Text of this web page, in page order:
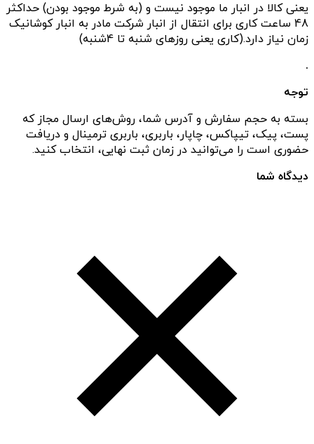
یعنی کالا در انبار ما موجود نیست و (به شرط موجود بودن) حداکثر
48 ساعت کاری برای انتقال از انبار شرکت مادر به انبار کوشانیک
زمان نیاز دارد.(کاری یعنی روزهای شنبه تا 4شنبه)
.
توجه
بسته به حجم سفارش و آدرس شما، روش‌های ارسال مجاز که
پست، پیک، تیپاکس، چاپار، باربری، باربری ترمینال و دریافت
حضوری است را می‌توانید در زمان ثبت نهایی، انتخاب کنید.
دیدگاه شما